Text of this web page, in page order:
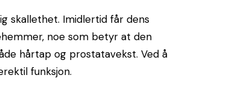
skallethet. Imidlertid får dens
noe som betyr at den
hårtap og prostatavekst. Ved å
funksjon.